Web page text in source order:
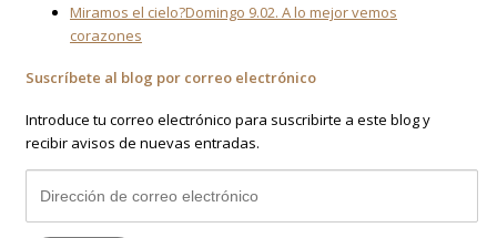
Miramos el cielo?Domingo 9.02. A lo mejor vemos
corazones
Suscríbete al blog por correo electrónico
Introduce tu correo electrónico para suscribirte a este blog y
recibir avisos de nuevas entradas.
de
correo